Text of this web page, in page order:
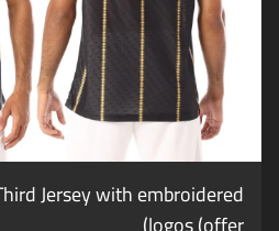
Jersey with embroidered